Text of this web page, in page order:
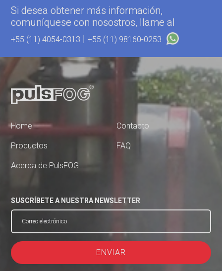
Si desea obtener más información,
comuníquese con nosostros, llame al
+55 (11) 4054-0313 |+55 (11) 98160-0253
Home
Productos
Acerca de PulsFOG
Contacto
FAQ
SUSCRÍBETE A NUESTRA NEWSLETTER
ENVIAR